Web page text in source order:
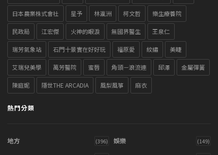
日本農業株式會社 星予 林瀛洲 柯文哲 樂生療養院
民政局 江宏傑 火神的眼淚 無國界醫生 王泉仁
瑞芳氣象站 石門十景實在好好玩 福原愛 紋繡 美睫
艾瑞兒美學 萬芳醫院 蜜唇 角頭－浪流連 邱澤 金屬彈簧
陳庭妮 隱世THE ARCADIA 風梨風箏 麻衣
熱門分類
地方 (396) 娛樂 (149)